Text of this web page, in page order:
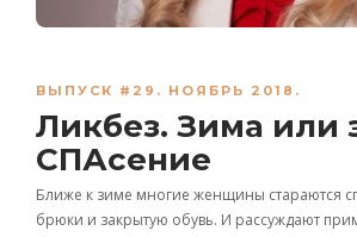
ВЫПУСК #29. НОЯБРЬ 2018.
Ликбез. Зима или
СПАсение
Ближе к зиме многие женщины стараются
брюки и закрытую обувь. И рассуждают